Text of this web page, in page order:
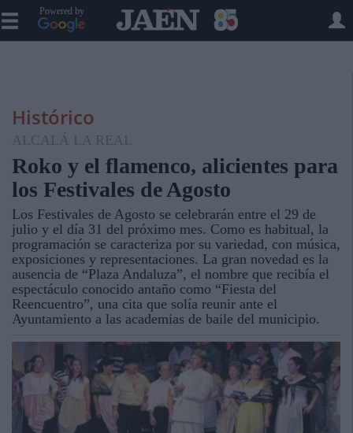
Powered by
Histórico
ALCALÁ LA REAL
Roko y el flamenco, alicientes para
los Festivales de Agosto
Los Festivales de Agosto se celebrarán entre el 29 de
julio y el día 31 del próximo mes. Como es habitual, la
programación se caracteriza por su variedad, con música,
exposiciones y representaciones. La gran novedad es la
ausencia de “Plaza Andaluza”, el nombre que recibía el
espectáculo conocido antaño como “Fiesta del
Reencuentro”, una cita que solía reunir ante el
Ayuntamiento a las academias de baile del municipio.